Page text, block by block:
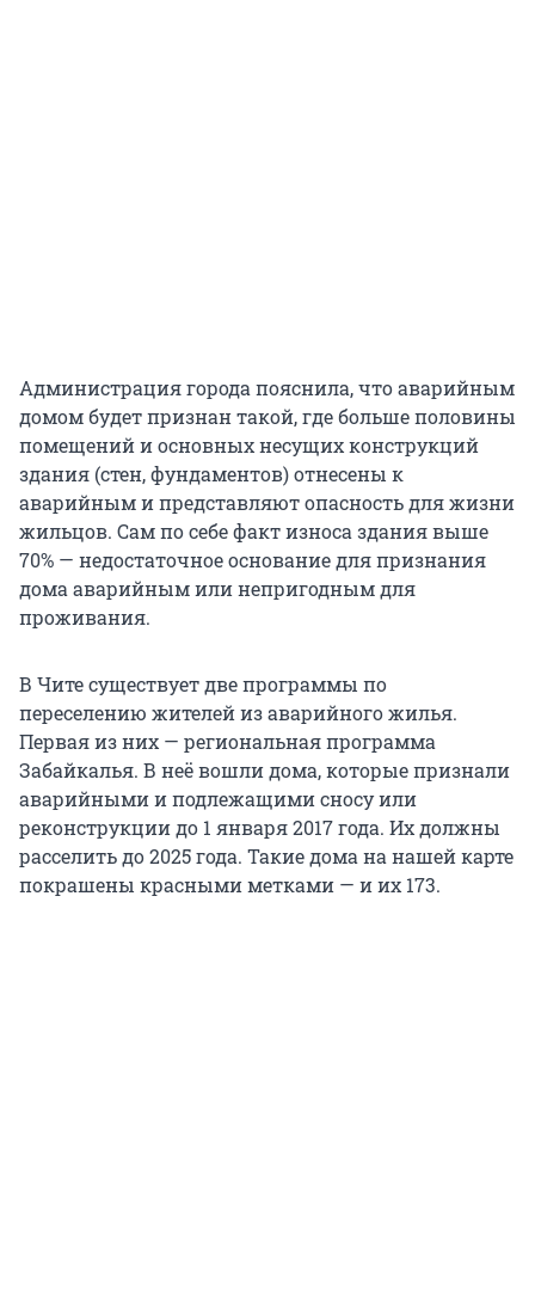
Администрация города пояснила, что аварийным
домом будет признан такой, где больше половины
помещений и основных несущих конструкций
здания (стен, фундаментов) отнесены к
аварийным и представляют опасность для жизни
жильцов. Сам по себе факт износа здания выше
70% — недостаточное основание для признания
дома аварийным или непригодным для
проживания.
В Чите существует две программы по
переселению жителей из аварийного жилья.
Первая из них — региональная программа
Забайкалья. В неё вошли дома, которые признали
аварийными и подлежащими сносу или
реконструкции до 1 января 2017 года. Их должны
расселить до 2025 года. Такие дома на нашей карте
покрашены красными метками — и их 173.